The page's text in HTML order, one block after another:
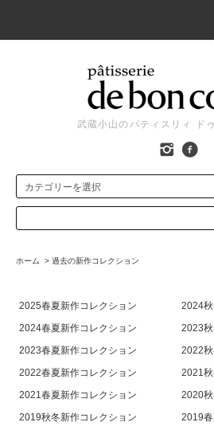
武蔵小山のパティスリィ ド
ホーム > 過去の新作コレクション
2025春夏新作コレクション
2024
2024春夏新作コレクション
2023
2023春夏新作コレクション
2022
2022春夏新作コレクション
2021
2021春夏新作コレクション
2020
2019秋冬新作コレクション
2019